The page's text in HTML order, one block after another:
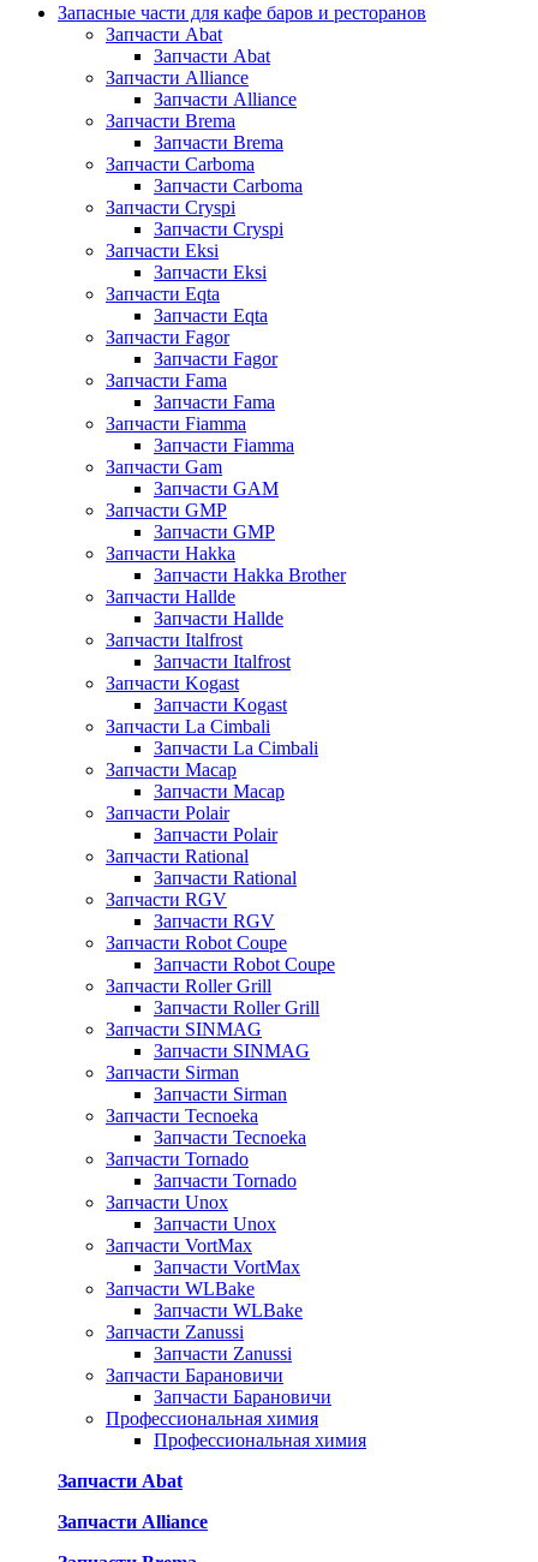
Запасные части для кафе баров и ресторанов
Запчасти Abat
Запчасти Abat
Запчасти Alliance
Запчасти Alliance
Запчасти Brema
Запчасти Brema
Запчасти Carboma
Запчасти Carboma
Запчасти Cryspi
Запчасти Cryspi
Запчасти Eksi
Запчасти Eksi
Запчасти Eqta
Запчасти Eqta
Запчасти Fagor
Запчасти Fagor
Запчасти Fama
Запчасти Fama
Запчасти Fiamma
Запчасти Fiamma
Запчасти Gam
Запчасти GAM
Запчасти GMP
Запчасти GMP
Запчасти Hakka
Запчасти Hakka Brother
Запчасти Hallde
Запчасти Hallde
Запчасти Italfrost
Запчасти Italfrost
Запчасти Kogast
Запчасти Kogast
Запчасти La Cimbali
Запчасти La Cimbali
Запчасти Macap
Запчасти Macap
Запчасти Polair
Запчасти Polair
Запчасти Rational
Запчасти Rational
Запчасти RGV
Запчасти RGV
Запчасти Robot Coupe
Запчасти Robot Coupe
Запчасти Roller Grill
Запчасти Roller Grill
Запчасти SINMAG
Запчасти SINMAG
Запчасти Sirman
Запчасти Sirman
Запчасти Tecnoeka
Запчасти Tecnoeka
Запчасти Tornado
Запчасти Tornado
Запчасти Unox
Запчасти Unox
Запчасти VortMax
Запчасти VortMax
Запчасти WLBake
Запчасти WLBake
Запчасти Zanussi
Запчасти Zanussi
Запчасти Барановичи
Запчасти Барановичи
Профессиональная химия
Профессиональная химия
Запчасти Abat
Запчасти Alliance